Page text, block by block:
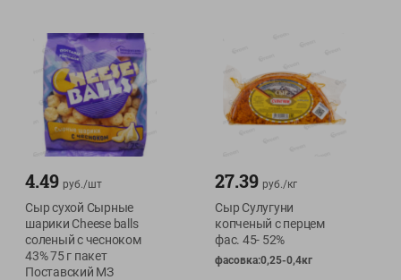
4.49 руб./шт
Сыр сухой Сырные
шарики Cheese balls
соленый с чесноком
43% 75 г пакет
Поставский МЗ
27.39 руб./кг
Сыр Сулугуни
копченый с перцем
фас. 45- 52%
фасовка:0,25-0,4кг